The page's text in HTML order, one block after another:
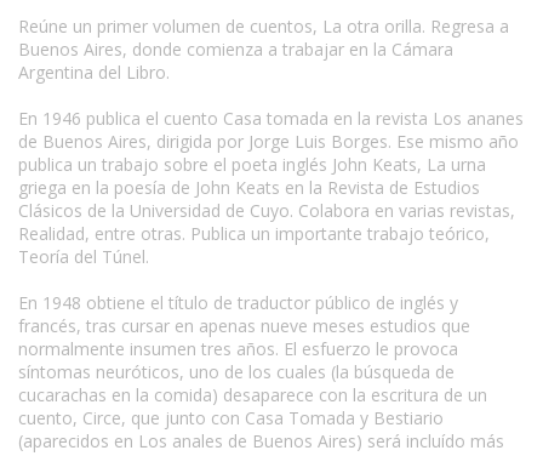
Reúne un primer volumen de cuentos, La otra orilla. Regresa a
Buenos Aires, donde comienza a trabajar en la Cámara
Argentina del Libro.
En 1946 publica el cuento Casa tomada en la revista Los ananes
de Buenos Aires, dirigida por Jorge Luis Borges. Ese mismo año
publica un trabajo sobre el poeta inglés John Keats, La urna
griega en la poesía de John Keats en la Revista de Estudios
Clásicos de la Universidad de Cuyo. Colabora en varias revistas,
Realidad, entre otras. Publica un importante trabajo teórico,
Teoría del Túnel.
En 1948 obtiene el título de traductor público de inglés y
francés, tras cursar en apenas nueve meses estudios que
normalmente insumen tres años. El esfuerzo le provoca
síntomas neuróticos, uno de los cuales (la búsqueda de
cucarachas en la comida) desaparece con la escritura de un
cuento, Circe, que junto con Casa Tomada y Bestiario
(aparecidos en Los anales de Buenos Aires) será incluído más